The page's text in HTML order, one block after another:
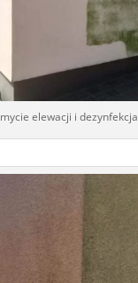
mycie elewacji i dezynfekcja